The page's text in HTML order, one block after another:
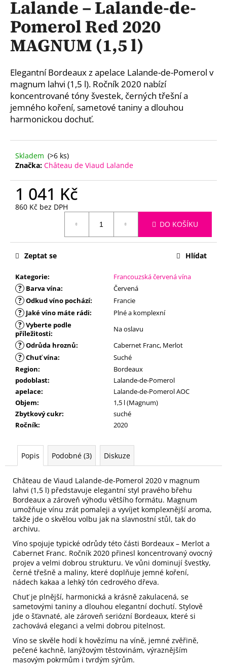
Lalande – Lalande-de-
Pomerol Red 2020
MAGNUM (1,5 l)
Elegantní Bordeaux z apelace Lalande-de-Pomerol v
magnum lahvi (1,5 l). Ročník 2020 nabízí
koncentrované tóny švestek, černých třešní a
jemného koření, sametové taniny a dlouhou
harmonickou dochuť.
Skladem (>6 ks)
Značka: Château de Viaud Lalande
1 041 Kč
860 Kč bez DPH
DO KOŠÍKU
Kategorie: Francouzská červená vína
? Barva vína: Červená
? Odkud víno pochází: Francie
? Jaké víno máte rádi: Plné a komplexní
? Vyberte podle
příležitosti: Na oslavu
? Odrůda hroznů: Cabernet Franc, Merlot
? Chuť vína:
Suché
Region:
Bordeaux
podoblast:
Lalande-de-Pomerol
apelace:
Lalande-de-Pomerol AOC
Objem:
1,5 l (Magnum)
Zbytkový cukr:
suché
Ročník: 2020
Zeptat se Hlídat
Popis Podobné (3) Diskuze
Château de Viaud Lalande-de-Pomerol 2020 v magnum
lahvi (1,5 l) představuje elegantní styl pravého břehu
Bordeaux a zároveň výhodu většího formátu. Magnum
umožňuje vínu zrát pomaleji a vyvíjet komplexnější aroma,
takže jde o skvělou volbu jak na slavnostní stůl, tak do
archivu.
Víno spojuje typické odrůdy této části Bordeaux – Merlot a
Cabernet Franc. Ročník 2020 přinesl koncentrovaný ovocný
projev a velmi dobrou strukturu. Ve vůni dominují švestky,
černé třešně a maliny, které doplňuje jemné koření,
nádech kakaa a lehký tón cedrového dřeva.
Chuť je plnější, harmonická a krásně zakulacená, se
sametovými taniny a dlouhou elegantní dochutí. Stylově
jde o šťavnaté, ale zároveň seriózní Bordeaux, které si
zachovává eleganci a velmi dobrou pitelnost.
Víno se skvěle hodí k hovězímu na víně, jemné zvěřině,
pečené kachně, lanýžovým těstovinám, výraznějším
masovým pokrmům i tvrdým sýrům.
a
j
í
t
?
HLEDAT
D
p
u
m
e